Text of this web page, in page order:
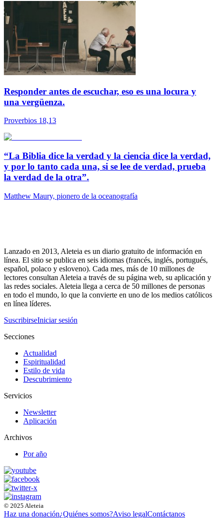
Responder antes de escuchar, eso es una locura y
una vergüenza.
Proverbios 18,13
“La Biblia dice la verdad y la ciencia dice la verdad,
y por lo tanto cada una, si se lee de verdad, prueba
la verdad de la otra”.
Matthew Maury, pionero de la oceanografía
Lanzado en 2013, Aleteia es un diario gratuito de información en
línea. El sitio se publica en seis idiomas (francés, inglés, portugués,
español, polaco y esloveno). Cada mes, más de 10 millones de
lectores consultan Aleteia a través de su página web, su aplicación y
las redes sociales. Aleteia llega a cerca de 50 millones de personas
en todo el mundo, lo que la convierte en uno de los medios católicos
en línea líderes.
SuscribirseIniciar sesión
Secciones
Actualidad
Espiritualidad
Estilo de vida
Descubrimiento
Servicios
Newsletter
Aplicación
Archivos
Por año
© 2025 Aleteia
Haz una donación¿Quiénes somos?Aviso legalContáctanos